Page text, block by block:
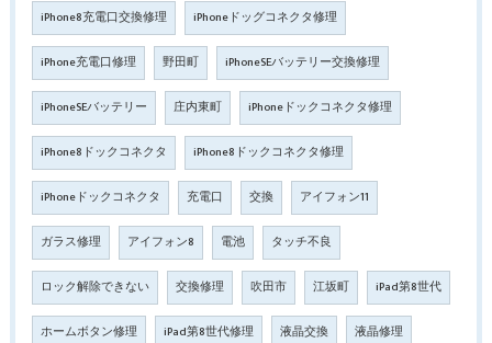
iPhone8充電口交換修理 iPhoneドッグコネクタ修理
iPhone充電口修理 野田町 iPhoneSEバッテリー交換修理
iPhoneSEバッテリー 庄内東町 iPhoneドックコネクタ修理
iPhone8ドックコネクタ iPhone8ドックコネクタ修理
iPhoneドックコネクタ 充電口 交換 アイフォン11
ガラス修理 アイフォン8 電池 タッチ不良
ロック解除できない 交換修理 吹田市 江坂町 iPad第8世代
ホームボタン修理 iPad第8世代修理 液晶交換 液晶修理